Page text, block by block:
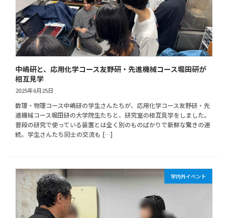
中嶋研と、応用化学コース友野研・先進機械コース堀田研が
相互見学
2025年6月25日
数理・物理コース中嶋研の学生さんたちが、応用化学コース友野研・先
進機械コース堀田研の大学院生たちと、研究室の相互見学をしました。
普段の研究で使っている装置とは全く別のものばかりで新鮮な驚きの連
続。学生さんたち同士の交流も […]
学内外イベント